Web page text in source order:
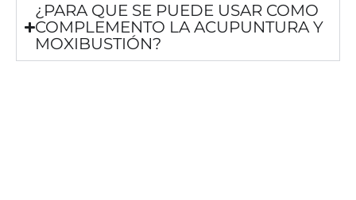
¿PARA QUE SE PUEDE USAR COMO
COMPLEMENTO LA ACUPUNTURA Y
MOXIBUSTIÓN?